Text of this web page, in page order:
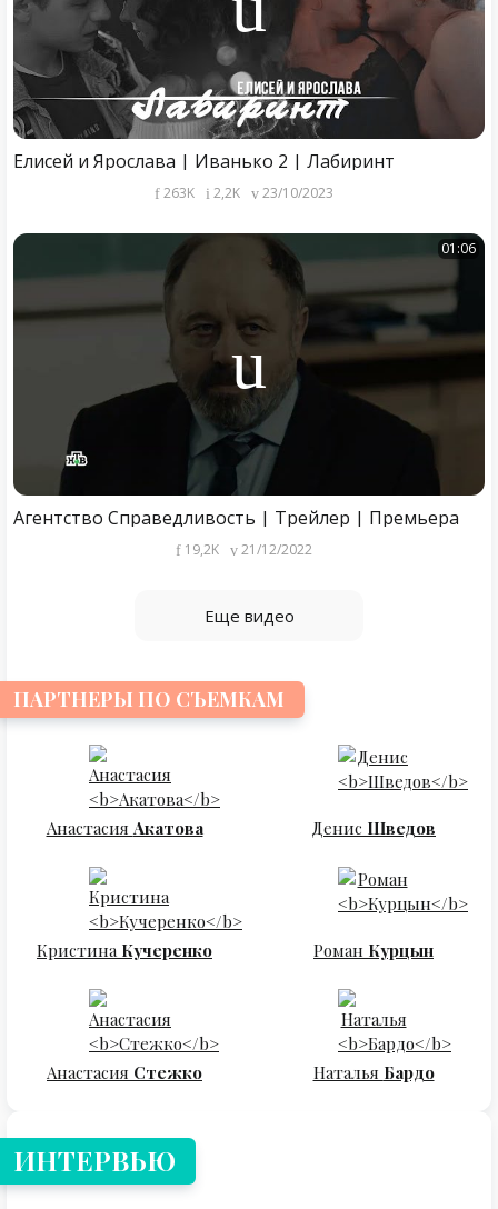
Елисей и Ярослава | Иванько 2 | Лабиринт
263K 2,2K 23/10/2023
01:06
Агентство Справедливость | Трейлер | Премьера
19,2K 21/12/2022
Еще видео
ПАРТНЕРЫ ПО СЪЕМКАМ
Анастасия Акатова Денис Шведов
Кристина Кучеренко Роман Курцын
Анастасия Стежко Наталья Бардо
ИНТЕРВЬЮ